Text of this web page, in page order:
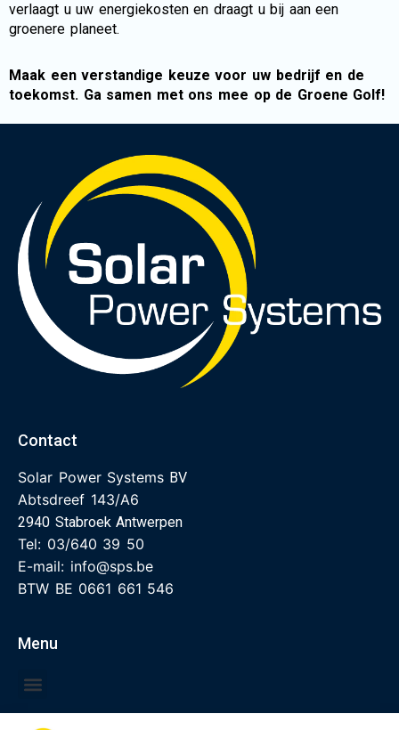
verlaagt u uw energiekosten en draagt u bij aan een
groenere planeet.
Maak een verstandige keuze voor uw bedrijf en de
toekomst. Ga samen met ons mee op de Groene Golf!
Contact
Solar Power Systems BV
Abtsdreef 143/A6
2940 Stabroek Antwerpen
Tel: 03/640 39 50
E-mail: info@sps.be
BTW BE 0661 661 546
Menu
Socials